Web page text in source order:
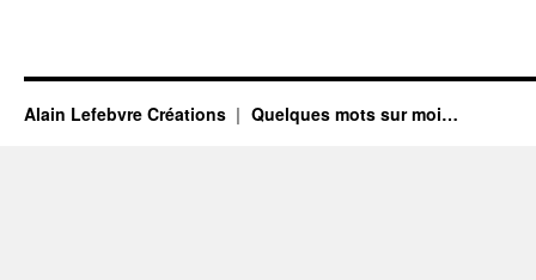
Alain Lefebvre Créations Quelques mots sur moi…